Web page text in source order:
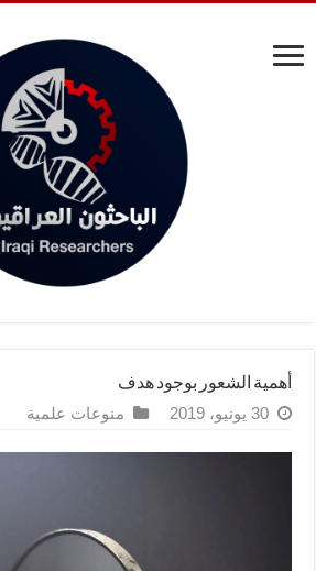
أهمية الشعور بوجود هدف
30 يونيو، 2019 منوعات علمية